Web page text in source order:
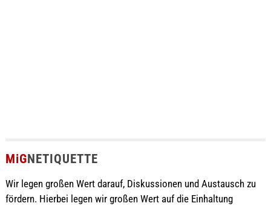
MiGNETIQUETTE
Wir legen großen Wert darauf, Diskussionen und Austausch zu
fördern. Hierbei legen wir großen Wert auf die Einhaltung